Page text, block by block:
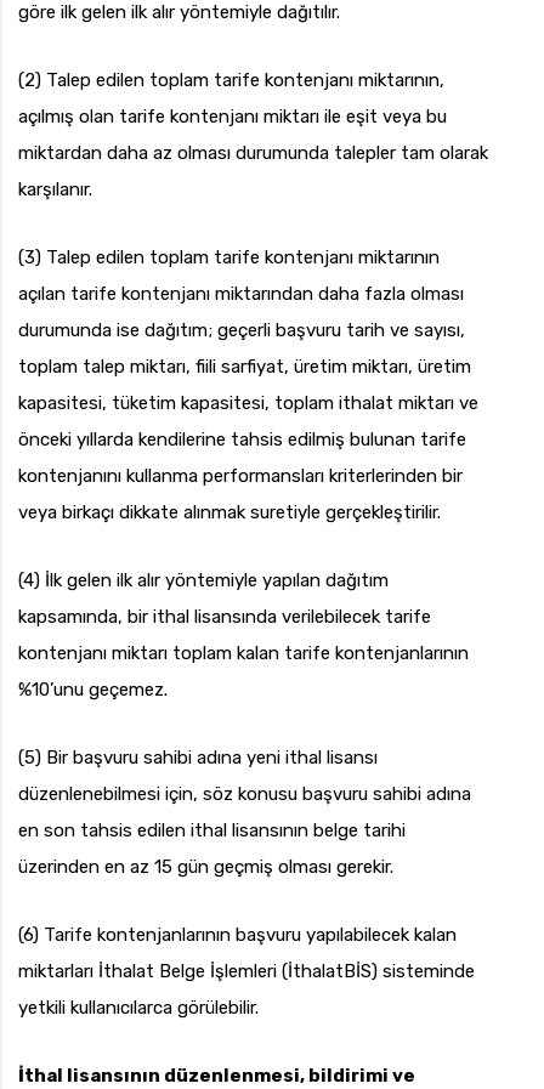
göre ilk gelen ilk alır yöntemiyle dağıtılır.
(2) Talep edilen toplam tarife kontenjanı miktarının,
açılmış olan tarife kontenjanı miktarı ile eşit veya bu
miktardan daha az olması durumunda talepler tam olarak
karşılanır.
(3) Talep edilen toplam tarife kontenjanı miktarının
açılan tarife kontenjanı miktarından daha fazla olması
durumunda ise dağıtım; geçerli başvuru tarih ve sayısı,
toplam talep miktarı, fiili sarfiyat, üretim miktarı, üretim
kapasitesi, tüketim kapasitesi, toplam ithalat miktarı ve
önceki yıllarda kendilerine tahsis edilmiş bulunan tarife
kontenjanını kullanma performansları kriterlerinden bir
veya birkaçı dikkate alınmak suretiyle gerçekleştirilir.
(4) İlk gelen ilk alır yöntemiyle yapılan dağıtım
kapsamında, bir ithal lisansında verilebilecek tarife
kontenjanı miktarı toplam kalan tarife kontenjanlarının
%10’unu geçemez.
(5) Bir başvuru sahibi adına yeni ithal lisansı
düzenlenebilmesi için, söz konusu başvuru sahibi adına
en son tahsis edilen ithal lisansının belge tarihi
üzerinden en az 15 gün geçmiş olması gerekir.
(6) Tarife kontenjanlarının başvuru yapılabilecek kalan
miktarları İthalat Belge İşlemleri (İthalatBİS) sisteminde
yetkili kullanıcılarca görülebilir.
İthal lisansının düzenlenmesi, bildirimi ve